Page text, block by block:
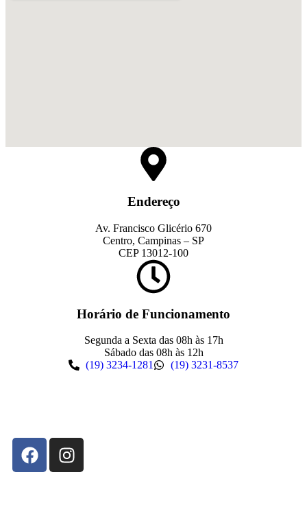
Endereço
Av. Francisco Glicério 670
Centro, Campinas – SP
CEP 13012-100
Horário de Funcionamento
Segunda a Sexta das 08h às 17h
Sábado das 08h às 12h
(19) 3234-1281
(19) 3231-8537